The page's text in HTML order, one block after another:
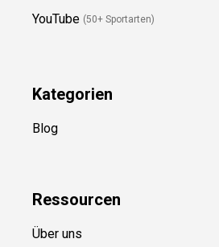
Newsletter (in Planung)
Kategorien
Ressource